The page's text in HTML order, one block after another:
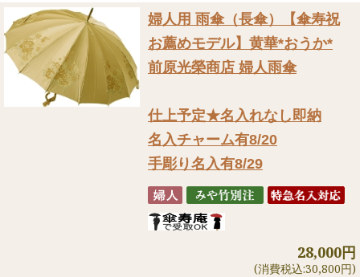
婦人用 雨傘（長傘）
【傘寿祝
お薦めモデル】黄華*おうか*
前原光榮商店 婦人雨傘
仕上予定★名入れなし即納
名入チャーム有8/20
手彫り名入有8/29
28,000円
(消費税込:30,800円)